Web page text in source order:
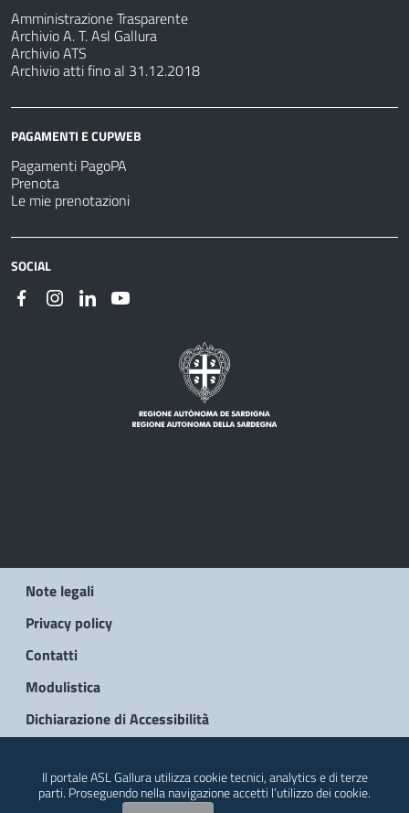
Amministrazione Trasparente
Archivio A. T. Asl Gallura
Archivio ATS
Archivio atti fino al 31.12.2018
PAGAMENTI E CUPWEB
Pagamenti PagoPA
Prenota
Le mie prenotazioni
SOCIAL
Note legali
Privacy policy
Contatti
Modulistica
Dichiarazione di Accessibilità
Il portale ASL Gallura utilizza cookie tecnici, analytics e di terze
parti. Proseguendo nella navigazione accetti l’utilizzo dei cookie.